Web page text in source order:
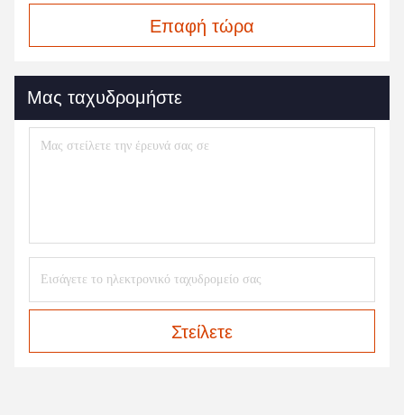
Επαφή τώρα
Μας ταχυδρομήστε
Στείλετε